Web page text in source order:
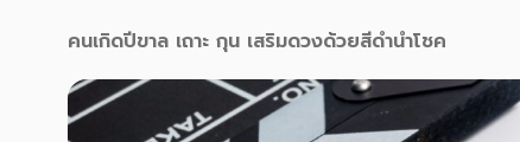
คนเกิดปีขาล เถาะ กุน เสริมดวงด้วยสีดำนำโชค